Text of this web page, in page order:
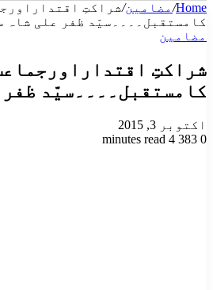
Home
/مضامین/شراکتِ
کامستقبل۔۔۔۔سیّد ظفر علی شاہ
مضامین
شراکتِ
کامستقبل۔۔۔۔سیّد ظفر
اکتوبر 3, 2015
0
4 minutes read